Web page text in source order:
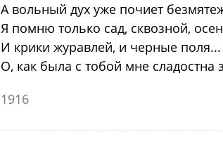
А вольный дух уже почиет
Я помню только сад, сквозной,
И крики журавлей, и черные поля...
О, как была с тобой мне сладостна
1916